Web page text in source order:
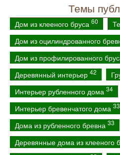
Темы
Дом из клееного бруса 60
Дом из оцилиндрованного
Дом из профилированного
Деревянный интерьер 42
Интерьер рубленного дома 34
Интерьер бревенчатого дома 33
Дома из рубленного бревна 33
Деревянные дома из клееного